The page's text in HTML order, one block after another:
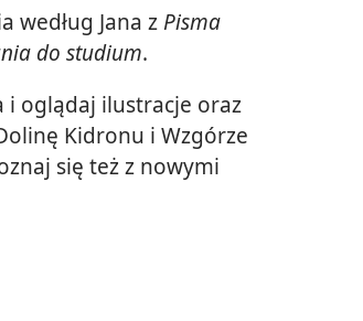
według Jana zPisma
do studium.
i oglądaj ilustracje oraz
Kidronu i Wzgórze
się też z nowymi